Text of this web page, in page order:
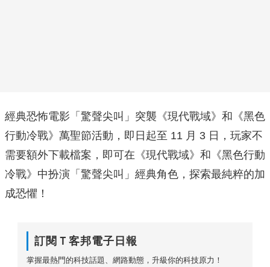
經典恐怖電影「驚聲尖叫」突襲《現代戰域》和《黑色
行動冷戰》萬聖節活動，即日起至 11 月 3 日，玩家不
需要額外下載檔案，即可在《現代戰域》和《黑色行動
冷戰》中扮演「驚聲尖叫」經典角色，探索最純粹的加
成恐懼！
訂閱Ｔ客邦電子日報
掌握最熱門的科技話題、網路動態，升級你的科技原力！